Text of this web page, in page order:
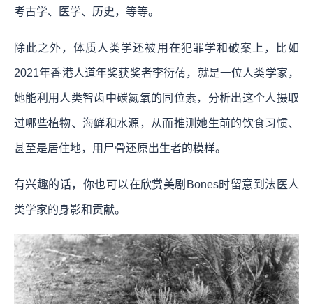
考古学、医学、历史，等等。
除此之外，体质人类学还被用在犯罪学和破案上，比如
2021年香港人道年奖获奖者李衍蒨，就是一位人类学家，
她能利用人类智齿中碳氮氧的同位素，分析出这个人摄取
过哪些植物、海鲜和水源，从而推测她生前的饮食习惯、
甚至是居住地，用尸骨还原出生者的模样。
有兴趣的话，你也可以在欣赏美剧Bones时留意到法医人
类学家的身影和贡献。